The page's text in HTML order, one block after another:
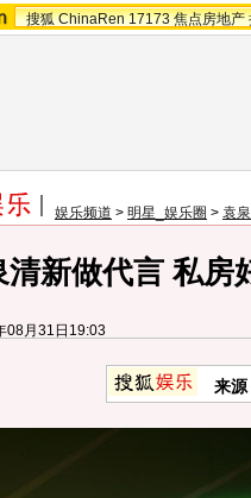
搜狐 ChinaRen 17173 焦点房地产
娱乐频道 > 明星_娱乐圈 > 袁
清新做代言 私房
08月31日19:03
来源